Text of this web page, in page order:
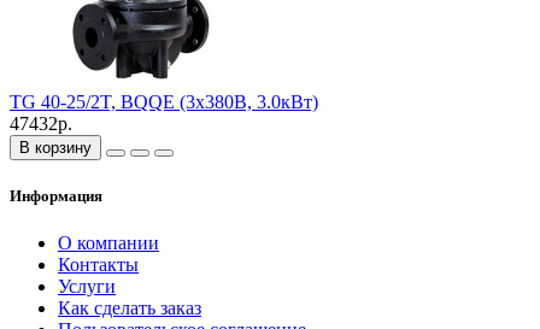
TG 40-25/2T, BQQE (3х380В, 3.0кВт)
47432р.
В корзину
Информация
О компании
Контакты
Услуги
Как сделать заказ